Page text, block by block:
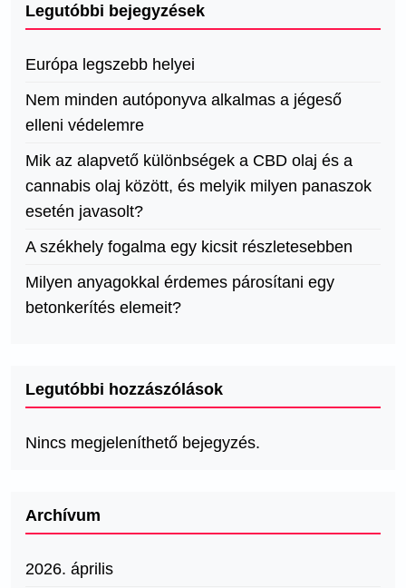
Legutóbbi bejegyzések
Európa legszebb helyei
Nem minden autóponyva alkalmas a jégeső
elleni védelemre
Mik az alapvető különbségek a CBD olaj és a
cannabis olaj között, és melyik milyen panaszok
esetén javasolt?
A székhely fogalma egy kicsit részletesebben
Milyen anyagokkal érdemes párosítani egy
betonkerítés elemeit?
Legutóbbi hozzászólások
Nincs megjeleníthető bejegyzés.
Archívum
2026. április